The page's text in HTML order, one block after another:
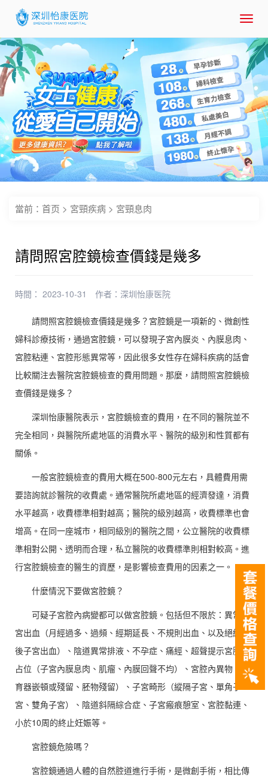
當前： 首页 > 宮頸疾病 > 宮頸息肉
請問照宮腔鏡檢查價錢是幾多
時間： 2023-10-31 作者： 深圳怡康医院
請問照宮腔鏡檢查價錢是幾多？宮腔鏡是一項新的、微創性
婦科診療技術，通過宮腔鏡，可以發現子宮內膜炎、內膜息肉、
宮腔粘連、宮腔形態異常等，因此很多女性存在婦科疾病的話會
比較關注去醫院宮腔鏡檢查的費用問題。那麼，請問照宮腔鏡檢
查價錢是幾多？
深圳怡康醫院表示，宮腔鏡檢查的費用，在不同的醫院並不
完全相同，與醫院所處地區的消費水平、醫院的級別和性質都有
關係。
一般宮腔鏡檢查的費用大概在500-800元左右，具體費用需
要諮詢就診醫院的收費處。通常醫院所處地區的經濟發達，消費
水平越高，收費標準相對越高；醫院的級別越高，收費標準也會
增高。在同一座城市，相同級別的醫院之間，公立醫院的收費標
準相對公開、透明而合理，私立醫院的收費標準則相對較高。進
行宮腔鏡檢查的醫生的資歷，是影響檢查費用的因素之一。
什麼情況下要做宮腔鏡？
可疑子宮腔內病變都可以做宮腔鏡。包括但不限於：異常子
宮出血（月經過多、過頻、經期延長、不規則出血、以及絕經前
後子宮出血）、陰道異常排液、不孕症、痛經、超聲提示宮腔內
占位（子宮內膜息肉、肌瘤、內膜回聲不均）、宮腔內異物（節
育器嵌頓或殘留、胚物殘留）、子宮畸形（縱隔子宮、單角子
宮、雙角子宮）、陰道斜隔綜合症、子宮瘢痕憩室、宮腔黏連、
小於10周的終止妊娠等。
宮腔鏡危險嗎？
宮腔鏡通過人體的自然腔道進行手術，是微創手術，相比傳